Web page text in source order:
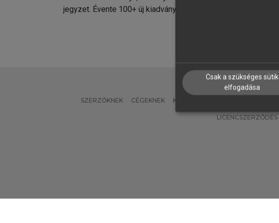
jegyzet. Évente 100+ új kiadvány.
SZERZŐKNEK CÉGEKNEK KÖNYVTÁROSOKNAK
LICENCSZERZŐDÉS
Csak a szükséges sütik
elfogadása